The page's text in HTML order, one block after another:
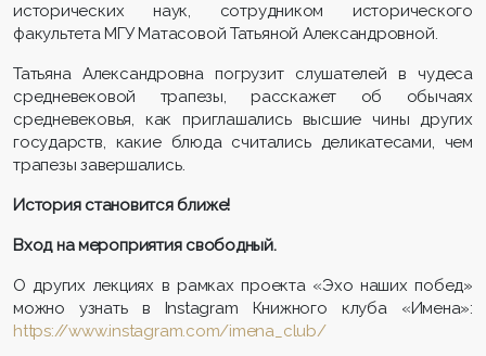
исторических наук, сотрудником исторического
факультета МГУ Матасовой Татьяной Александровной.
Татьяна Александровна погрузит слушателей в чудеса
средневековой трапезы, расскажет об обычаях
средневековья, как приглашались высшие чины других
государств, какие блюда считались деликатесами, чем
трапезы завершались.
История становится ближе!
Вход на мероприятия свободный.
О других лекциях в рамках проекта «Эхо наших побед»
можно узнать в Instagram Книжного клуба «Имена»:
https://www.instagram.com/imena_club/